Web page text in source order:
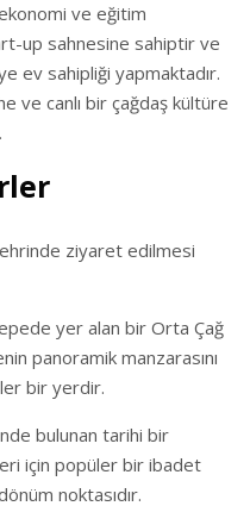
ve eğitim
up sahnesine sahiptir ve
ev sahipliği yapmaktadır.
ve canlı bir çağdaş kültüre
ziyaret edilmesi
yer alan bir Orta Çağ
panoramik manzarasını
bir yerdir.
bulunan tarihi bir
için popüler bir ibadet
noktasıdır.